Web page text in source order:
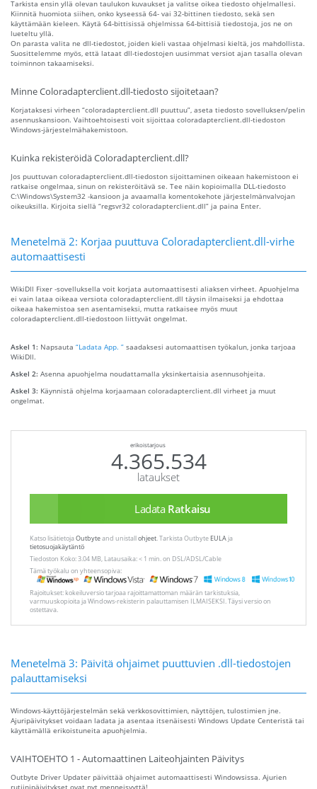
Tarkista ensin yllä olevan taulukon kuvaukset ja valitse oikea tiedosto ohjelmallesi.
Kiinnitä huomiota siihen, onko kyseessä 64- vai 32-bittinen tiedosto, sekä sen
käyttämään kieleen. Käytä 64-bittisissä ohjelmissa 64-bittisiä tiedostoja, jos ne on
lueteltu yllä.
On parasta valita ne dll-tiedostot, joiden kieli vastaa ohjelmasi kieltä, jos mahdollista.
Suosittelemme myös, että lataat dll-tiedostojen uusimmat versiot ajan tasalla olevan
toiminnon takaamiseksi.
Minne Coloradapterclient.dll-tiedosto sijoitetaan?
Korjataksesi virheen “coloradapterclient.dll puuttuu”, aseta tiedosto sovelluksen/pelin
asennuskansioon. Vaihtoehtoisesti voit sijoittaa coloradapterclient.dll-tiedoston
Windows-järjestelmähakemistoon.
Kuinka rekisteröidä Coloradapterclient.dll?
Jos puuttuvan coloradapterclient.dll-tiedoston sijoittaminen oikeaan hakemistoon ei
ratkaise ongelmaa, sinun on rekisteröitävä se. Tee näin kopioimalla DLL-tiedosto
C:\Windows\System32 -kansioon ja avaamalla komentokehote järjestelmänvalvojan
oikeuksilla. Kirjoita siellä “regsvr32 coloradapterclient.dll” ja paina Enter.
Menetelmä 2: Korjaa puuttuva Coloradapterclient.dll-virhe
automaattisesti
WikiDll Fixer -sovelluksella voit korjata automaattisesti aliaksen virheet. Apuohjelma
ei vain lataa oikeaa versiota coloradapterclient.dll täysin ilmaiseksi ja ehdottaa
oikeaa hakemistoa sen asentamiseksi, mutta ratkaisee myös muut
coloradapterclient.dll-tiedostoon liittyvät ongelmat.
Askel 1: Napsauta “Ladata App. ” saadaksesi automaattisen työkalun, jonka tarjoaa
WikiDll.
Askel 2: Asenna apuohjelma noudattamalla yksinkertaisia ​​asennusohjeita.
Askel 3: Käynnistä ohjelma korjaamaan coloradapterclient.dll virheet ja muut
ongelmat.
erikoistarjous
4.365.534
lataukset
Ladata Ratkaisu
Katso lisätietojaOutbyteand unistallohjeet. Tarkista Outbyte EULAja
tietosuojakäytäntö
Tiedoston Koko: 3.04 MB, Latausaika: < 1 min. on DSL/ADSL/Cable
Tämä työkalu on yhteensopiva:
Rajoitukset: kokeiluversio tarjoaa rajoittamattoman määrän tarkistuksia,
varmuuskopioita ja Windows-rekisterin palauttamisen ILMAISEKSI. Täysi versio on
ostettava.
Menetelmä 3: Päivitä ohjaimet puuttuvien .dll-tiedostojen
palauttamiseksi
Windows-käyttöjärjestelmän sekä verkkosovittimien, näyttöjen, tulostimien jne.
Ajuripäivitykset voidaan ladata ja asentaa itsenäisesti Windows Update Centeristä tai
käyttämällä erikoistuneita apuohjelmia.
VAIHTOEHTO 1 - Automaattinen Laiteohjainten Päivitys
Outbyte Driver Updater päivittää ohjaimet automaattisesti Windowsissa. Ajurien
rutiinipäivitykset ovat nyt menneisyyttä!